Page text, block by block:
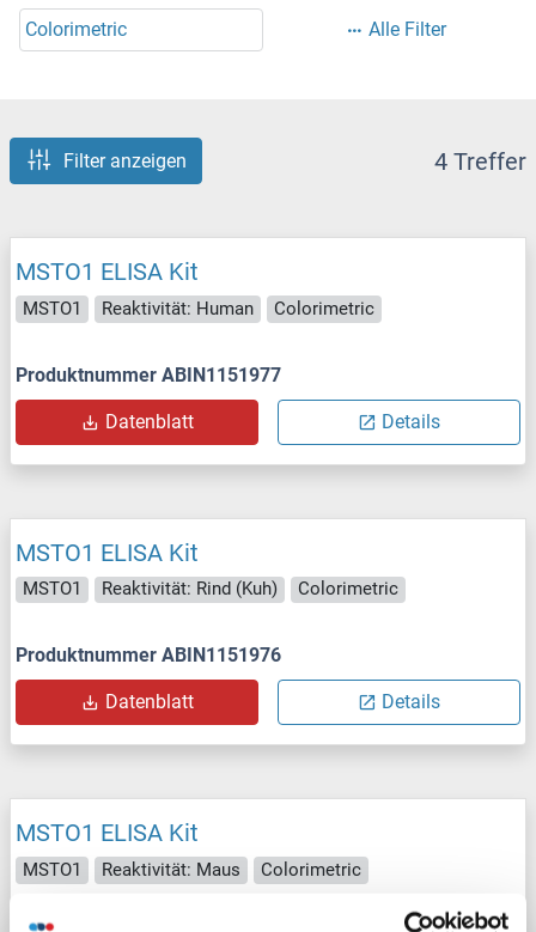
Colorimetric Alle Filter
Filter anzeigen 4 Treffer
MSTO1 ELISA Kit
MSTO1 Reaktivität: Human Colorimetric
Produktnummer ABIN1151977
Datenblatt Details
MSTO1 ELISA Kit
MSTO1 Reaktivität: Rind (Kuh) Colorimetric
Produktnummer ABIN1151976
Datenblatt Details
MSTO1 ELISA Kit
MSTO1 Reaktivität: Maus Colorimetric